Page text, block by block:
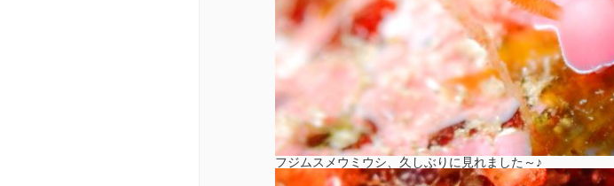
フジムスメウミウシ、久しぶりに見れました～♪